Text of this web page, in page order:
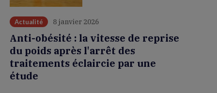
Actualité 8 janvier 2026
Anti-obésité : la vitesse de reprise
du poids après l'arrêt des
traitements éclaircie par une
étude